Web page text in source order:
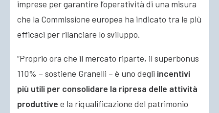
imprese per garantire l’operatività di una misura
che la Commissione europea ha indicato tra le più
efficaci per rilanciare lo sviluppo.
“Proprio ora che il mercato riparte, il superbonus
110% – sostiene Granelli – è uno degli incentivi
più utili per consolidare la ripresa delle attività
produttive e la riqualificazione del patrimonio